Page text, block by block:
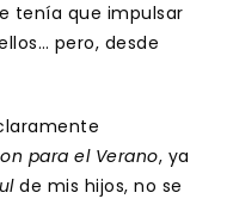
tenía que impulsar
pero, desde
para el Verano, ya
de mis hijos, no se